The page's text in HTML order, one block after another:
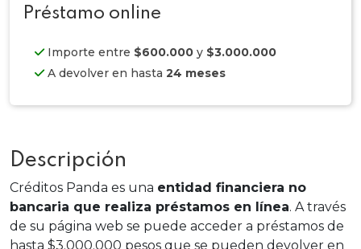
Préstamo online
Importe entre $600.000 y $3.000.000
A devolver en hasta 24 meses
Descripción
Créditos Panda es una entidad financiera no
bancaria que realiza préstamos en línea. A través
de su página web se puede acceder a préstamos de
hasta $3.000.000 pesos que se pueden devolver en